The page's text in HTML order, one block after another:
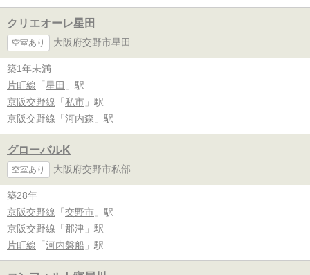
クリエオーレ星田
空室あり 大阪府交野市星田
築1年未満
片町線 「 星田 」駅
京阪交野線 「 私市 」駅
京阪交野線 「 河内森 」駅
グローバルK
空室あり 大阪府交野市私部
築28年
京阪交野線 「 交野市 」駅
京阪交野線 「 郡津 」駅
片町線 「 河内磐船 」駅